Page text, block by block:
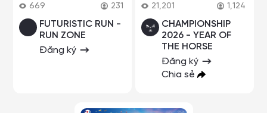
669 231
FUTURISTIC RUN -
RUN ZONE
Đăng ký
21,201 1,124
CHAMPIONSHIP
2026 - YEAR OF
THE HORSE
Đăng ký
Chia sẻ